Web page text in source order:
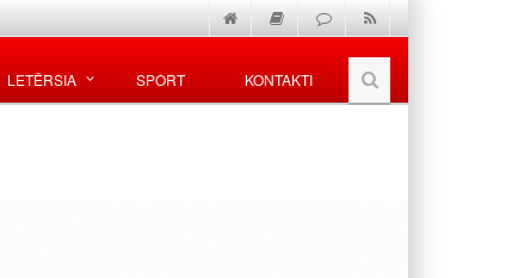
LETËRSIA SPORT KONTAKTI